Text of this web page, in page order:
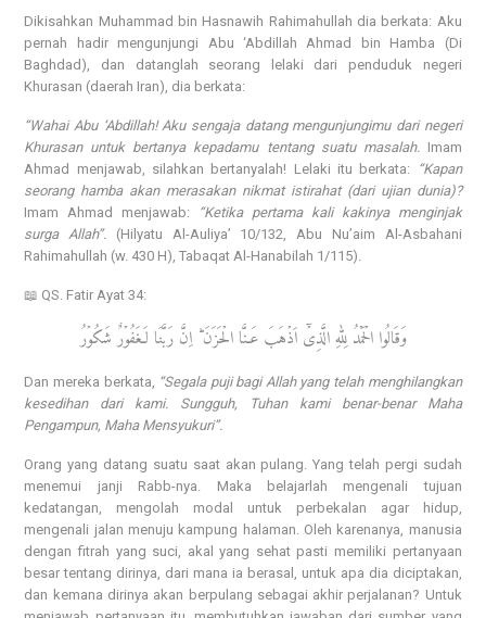
Dikisahkan Muhammad bin Hasnawih Rahimahullah dia berkata: Aku
pernah hadir mengunjungi Abu ‘Abdillah Ahmad bin Hamba (Di
Baghdad), dan datanglah seorang lelaki dari penduduk negeri
Khurasan (daerah Iran), dia berkata:
“Wahai Abu ‘Abdillah! Aku sengaja datang mengunjungimu dari negeri
Khurasan untuk bertanya kepadamu tentang suatu masalah.
Imam
Ahmad menjawab, silahkan bertanyalah! Lelaki itu berkata:
“Kapan
seorang hamba akan merasakan nikmat istirahat (dari ujian dunia)?
Imam Ahmad menjawab:
“Ketika pertama kali kakinya menginjak
surga Allah”. (Hilyatu Al-Auliya’ 10/132, Abu Nu’aim Al-Asbahani
Rahimahullah (w. 430 H), Tabaqat Al-Hanabilah 1/115).
📖 QS. Fatir Ayat 34:
وَقَالُوا الۡحَمۡدُ لِلّٰهِ الَّذِىۡۤ اَذۡهَبَ عَـنَّا الۡحَزَنَ ؕ اِنَّ رَبَّنَا لَـغَفُوۡرٌ شَكُوۡرُ
Dan mereka berkata, “Segala puji bagi Allah yang telah menghilangkan
kesedihan dari kami. Sungguh, Tuhan kami benar-benar Maha
Pengampun, Maha Mensyukuri”.
Orang yang datang suatu saat akan pulang. Yang telah pergi sudah
menemui janji Rabb-nya. Maka belajarlah mengenali tujuan
kedatangan, mengolah modal untuk perbekalan agar hidup,
mengenali jalan menuju kampung halaman. Oleh karenanya, manusia
dengan fitrah yang suci, akal yang sehat pasti memiliki pertanyaan
besar tentang dirinya, dari mana ia berasal, untuk apa dia diciptakan,
dan kemana dirinya akan berpulang sebagai akhir perjalanan? Untuk